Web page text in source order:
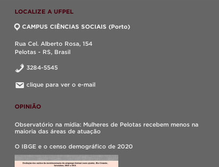
LOCALIZE A UFPEL
CAMPUS CIÊNCIAS SOCIAIS (Porto)
Rua Cel. Alberto Rosa, 154
Pelotas - RS, Brasil
3284-5545
clique para ver o e-mail
OPINIÃO
Observatório na mídia: Mulheres de Pelotas recebem menos na
maioria das áreas de atuação
O IBGE e o censo demográfico de 2020